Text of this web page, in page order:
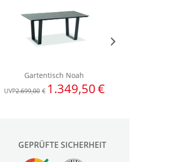
GEPRÜFTE SICHERHEIT